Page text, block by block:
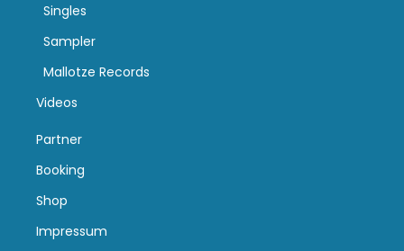
Singles
Sampler
Mallotze Records
Videos
Partner
Booking
Shop
Impressum